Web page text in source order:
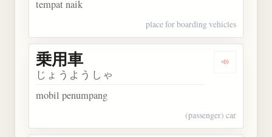
tempat naik
place for boarding vehicles
Dengarkan
乗用車
じょうようしゃ
mobil penumpang
(passenger) car